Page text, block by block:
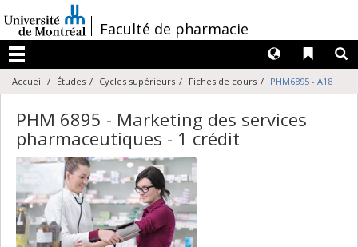
au
contenu
/Faculté de pharmacie
Menu
Liens
Langues
Accueil Études Cycles supérieurs Fiches de cours PHM6895 - A18
PHM 6895 - Marketing des services
pharmaceutiques - 1 crédit